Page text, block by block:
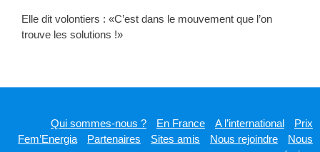
Elle dit volontiers : «C’est dans le mouvement que l’on
trouve les solutions !»
Qui sommes-nous ? En France A l’international
Prix
Fem’Energia
Partenaires Sites amis Nous rejoindre
Nous